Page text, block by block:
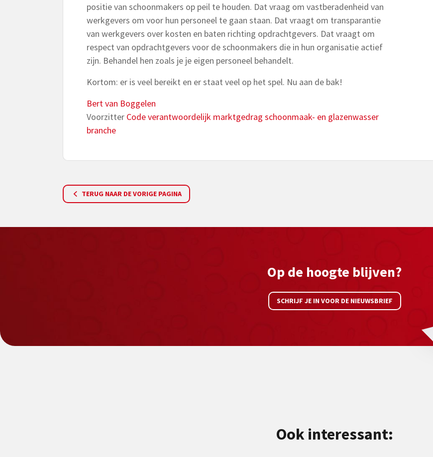
positie van schoonmakers op peil te houden. Dat vraag om vastberadenheid van
werkgevers om voor hun personeel te gaan staan. Dat vraagt om transparantie
van werkgevers over kosten en baten richting opdrachtgevers. Dat vraagt om
respect van opdrachtgevers voor de schoonmakers die in hun organisatie actief
zijn. Behandel hen zoals je je eigen personeel behandelt.
Kortom: er is veel bereikt en er staat veel op het spel. Nu aan de bak!
Bert van Boggelen
Voorzitter Code verantwoordelijk marktgedrag schoonmaak- en glazenwasser
branche
TERUG NAAR DE VORIGE PAGINA
Op de hoogte blijven?
SCHRIJF JE IN VOOR DE NIEUWSBRIEF
Ook interessant: